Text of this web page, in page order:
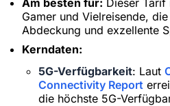
Gamer und Vielreisende,
Abdeckung und exzellente
Kerndaten:
5G-Verfügbarkeit: Laut
Connectivity Report
die höchste 5G-